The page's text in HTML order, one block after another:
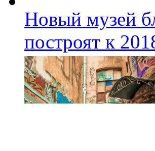
Новый музей
построят к